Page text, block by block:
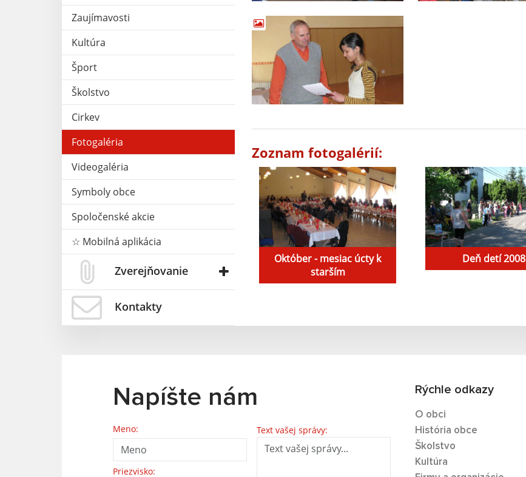
Zaujímavosti
Kultúra
Šport
Školstvo
Cirkev
Fotogaléria
Videogaléria
Symboly obce
Spoločenské akcie
☆ Mobilná aplikácia
Zverejňovanie
Kontakty
Zoznam fotogalérií:
Október - mesiac úcty k
starším
Deň detí 2008
Napíšte nám
Meno:
Priezvisko:
Text vašej správy:
Rýchle odkazy
O obci
História obce
Školstvo
Kultúra